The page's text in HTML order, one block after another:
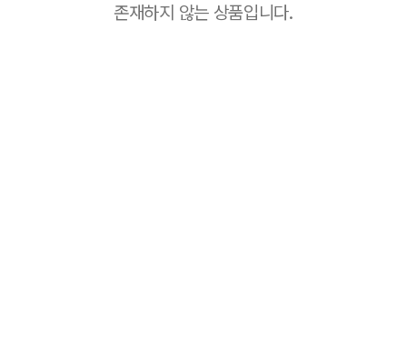
존재하지 않는 상품입니다.